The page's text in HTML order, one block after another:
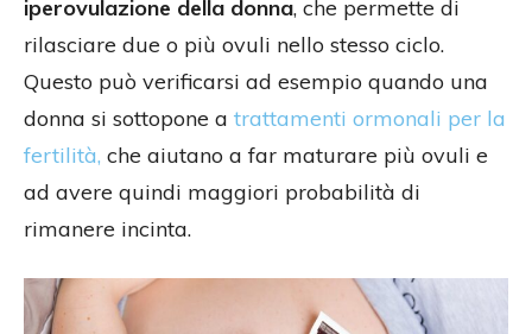
iperovulazione della donna, che permette di
rilasciare due o più ovuli nello stesso ciclo.
Questo può verificarsi ad esempio quando una
donna si sottopone a trattamenti ormonali per la
fertilità, che aiutano a far maturare più ovuli e
ad avere quindi maggiori probabilità di
rimanere incinta.